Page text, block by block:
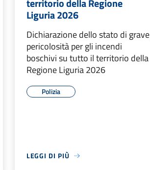
territorio della Regione
Liguria 2026
Dichiarazione dello stato di grave
pericolosità per gli incendi
boschivi su tutto il territorio della
Regione Liguria 2026
Polizia
LEGGI DI PIÙ